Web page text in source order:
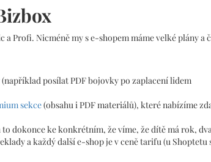
Profi. Nicméně my s e-shopem máme velké plány a
(například posílat PDF bojovky po zaplacení lidem
sekce(obsahu i PDF materiálů), které nabízíme
dokonce ke konkrétním, že víme, že dítě má rok,
a každý další e-shop je v ceně tarifu (u Shoptetu